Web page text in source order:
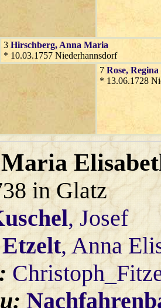
3 Hirschberg, Anna Maria
* 10.03.1757 Niederhannsdorf
7 Rose, Regina
* 13.06.1728
in Glatz
, Josef
Etzelt, Anna